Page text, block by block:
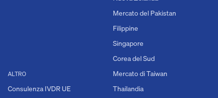
ALTRO
Consulenza IVDR UE
Mercato del Pakistan
Filippine
Singapore
Corea del Sud
Mercato di Taiwan
Thailandia